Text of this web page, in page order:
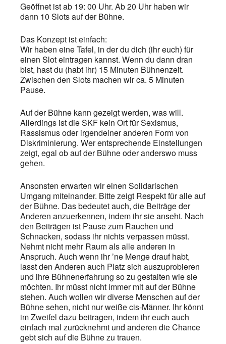
Geöffnet ist ab 19: 00 Uhr. Ab 20 Uhr haben wir
dann 10 Slots auf der Bühne.
Das Konzept ist einfach:
Wir haben eine Tafel, in der du dich (ihr euch) für
einen Slot eintragen kannst. Wenn du dann dran
bist, hast du (habt ihr) 15 Minuten Bühnenzeit.
Zwischen den Slots machen wir ca. 5 Minuten
Pause.
Auf der Bühne kann gezeigt werden, was will.
Allerdings ist die SKF kein Ort für Sexismus,
Rassismus oder irgendeiner anderen Form von
Diskriminierung. Wer entsprechende Einstellungen
zeigt, egal ob auf der Bühne oder anderswo muss
gehen.
Ansonsten erwarten wir einen Solidarischen
Umgang miteinander. Bitte zeigt Respekt für alle auf
der Bühne. Das bedeutet auch, die Beiträge der
Anderen anzuerkennen, indem ihr sie anseht. Nach
den Beiträgen ist Pause zum Rauchen und
Schnacken, sodass ihr nichts verpassen müsst.
Nehmt nicht mehr Raum als alle anderen in
Anspruch. Auch wenn ihr ’ne Menge drauf habt,
lasst den Anderen auch Platz sich auszuprobieren
und ihre Bühnenerfahrung so zu gestalten wie sie
möchten. Ihr müsst nicht immer mit auf der Bühne
stehen. Auch wollen wir diverse Menschen auf der
Bühne sehen, nicht nur weiße cis-Männer. Ihr könnt
im Zweifel dazu beitragen, indem ihr euch auch
einfach mal zurücknehmt und anderen die Chance
gebt sich auf die Bühne zu trauen.